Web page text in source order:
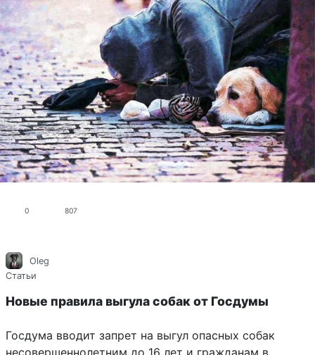
0 807
Oleg
Статьи
Новые правила выгула собак от Госдумы
Госдума вводит запрет на выгул опасных собак